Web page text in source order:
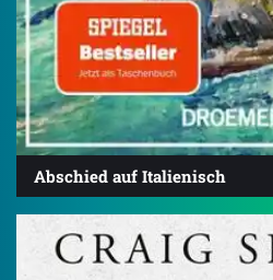
Abschied auf Italienisch